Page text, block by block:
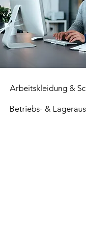
Arbeitskleidung &
Betriebs- &